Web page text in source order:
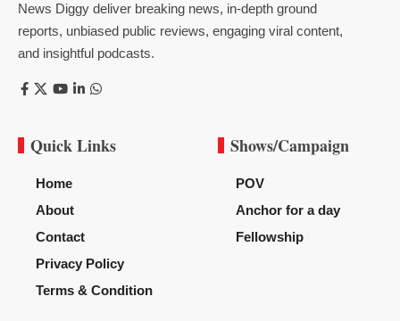
News Diggy deliver breaking news, in-depth ground
reports, unbiased public reviews, engaging viral content,
and insightful podcasts.
Quick Links
Home
About
Contact
Privacy Policy
Terms & Condition
Shows/Campaign
POV
Anchor for a day
Fellowship